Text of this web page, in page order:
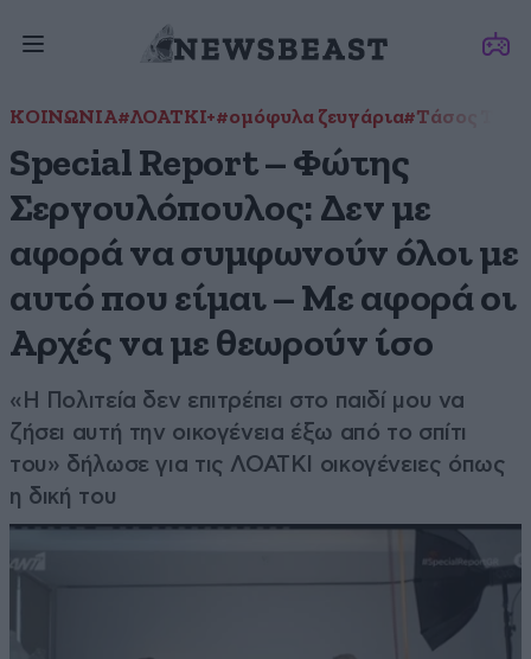
ΚΟΙΝΩΝΙΑ#ΛΟΑΤΚΙ+#ομόφυλα ζευγάρια#Τάσος
Special Report – Φώτης
Σεργουλόπουλος: Δεν με
αφορά να συμφωνούν όλοι με
αυτό που είμαι – Με αφορά οι
Αρχές να με θεωρούν ίσο
«Η Πολιτεία δεν επιτρέπει στο παιδί μου να
ζήσει αυτή την οικογένεια έξω από το σπίτι
του» δήλωσε για τις ΛΟΑΤΚΙ οικογένειες όπως
η δική του